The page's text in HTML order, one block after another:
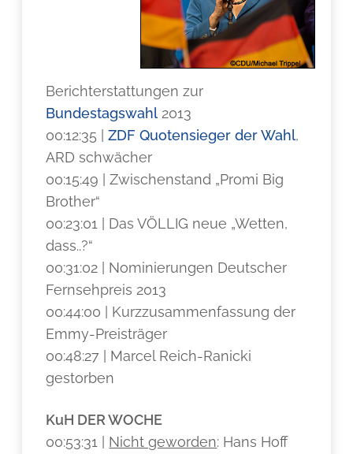
Berichterstattungen zur
Bundestagswahl 2013
00:12:35 |ZDF Quotensieger der Wahl,
ARD schwächer
00:15:49 | Zwischenstand „Promi Big
Brother“
00:23:01 | Das VÖLLIG neue „Wetten,
dass..?“
00:31:02 | Nominierungen Deutscher
Fernsehpreis 2013
00:44:00 | Kurzzusammenfassung der
Emmy-Preisträger
00:48:27 | Marcel Reich-Ranicki
gestorben
KuH DER WOCHE
00:53:31 | Nicht geworden: Hans Hoff